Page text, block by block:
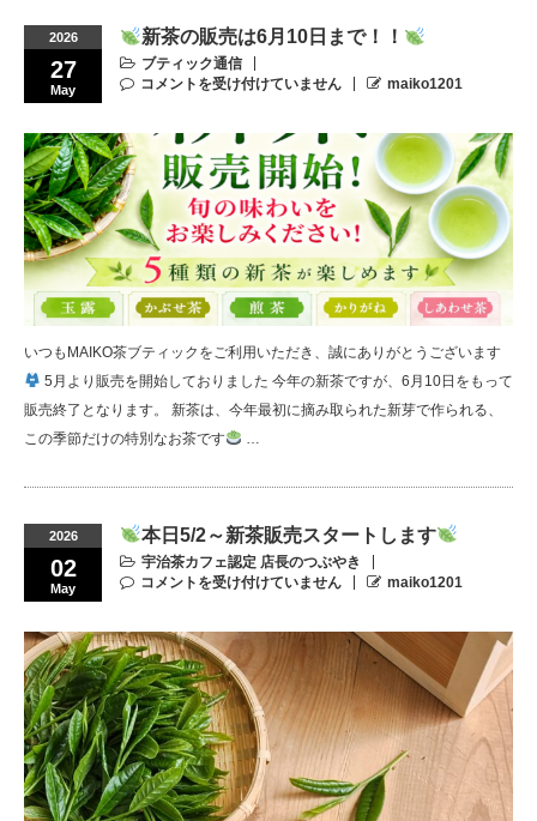
2026
27
May
新茶の販売は6月10日まで！！
ブティック通信
コメントを受け付けていません
maiko1201
いつもMAIKO茶ブティックをご利用いただき、誠にありがとうございます
5月より販売を開始しておりました 今年の新茶ですが、6月10日をもって
販売終了となります。 新茶は、今年最初に摘み取られた新芽で作られる、
この季節だけの特別なお茶です
2026
02
May
本日5/2～新茶販売スタートします
宇治茶カフェ認定 店長のつぶやき
コメントを受け付けていません
maiko1201